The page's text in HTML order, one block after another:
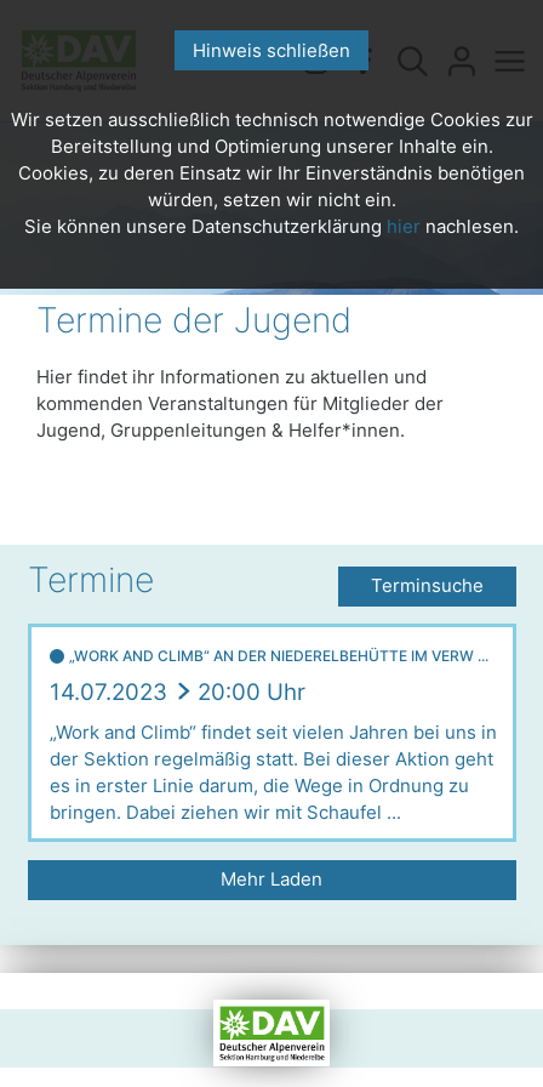
Termine der Jugend
Hier findet ihr Informationen zu aktuellen und
kommenden Veranstaltungen für Mitglieder der
Jugend, Gruppenleitungen & Helfer*innen.
Termine Terminsuche
„WORK AND CLIMB“ AN DER NIEDERELBEHÜTTE IM VERW ...
14.07.2023 20:00 Uhr
„Work and Climb“ findet seit vielen Jahren bei uns in
der Sektion regelmäßig statt. Bei dieser Aktion geht
es in erster Linie darum, die Wege in Ordnung zu
bringen. Dabei ziehen wir mit Schaufel ...
Mehr Laden
Hinweis schließen
Wir setzen ausschließlich technisch notwendige Cookies zur
Bereitstellung und Optimierung unserer Inhalte ein.
Cookies, zu deren Einsatz wir Ihr Einverständnis benötigen
würden, setzen wir nicht ein.
Sie können unsere Datenschutzerklärung hier nachlesen.